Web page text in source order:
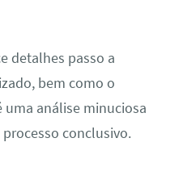
detalhes passo a
bem como o
análise minuciosa
conclusivo.